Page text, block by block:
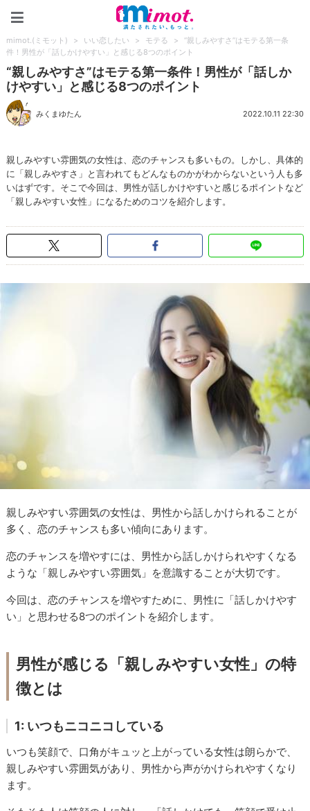
mimot.(ミモット) > いい恋したい > モテる >
“親しみやすさ”はモテる第一条
件！男性が「話しかけやすい」と感じる8つのポイント
“親しみやすさ”はモテる第一条件！男性が「話しか
けやすい」と感じる8つのポイント
みくまゆたん 2022.10.11 22:30
親しみやすい雰囲気の女性は、恋のチャンスも多いもの。しかし、具体的
に「親しみやすさ」と言われてもどんなものかがわからないという人も多
いはずです。そこで今回は、男性が話しかけやすいと感じるポイントなど
「親しみやすい女性」になるためのコツを紹介します。
親しみやすい雰囲気の女性は、男性から話しかけられることが
多く、恋のチャンスも多い傾向にあります。
恋のチャンスを増やすには、男性から話しかけられやすくなる
ような「親しみやすい雰囲気」を意識することが大切です。
今回は、恋のチャンスを増やすために、男性に「話しかけやす
い」と思わせる8つのポイントを紹介します。
男性が感じる「親しみやすい女性」の特
徴とは
1: いつもニコニコしている
いつも笑顔で、口角がキュッと上がっている女性は朗らかで、
親しみやすい雰囲気があり、男性から声がかけられやすくなり
ます。